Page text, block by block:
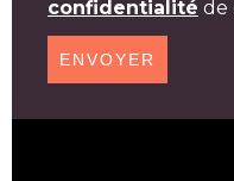
confidentialité de
ENVOYER